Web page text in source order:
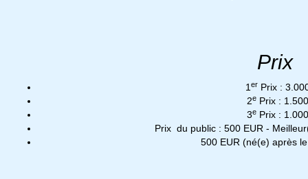
Prix
1 erPrix :
2ePrix :
3ePrix :
Prix du public : 500 EUR -
500 EUR (né(e) après